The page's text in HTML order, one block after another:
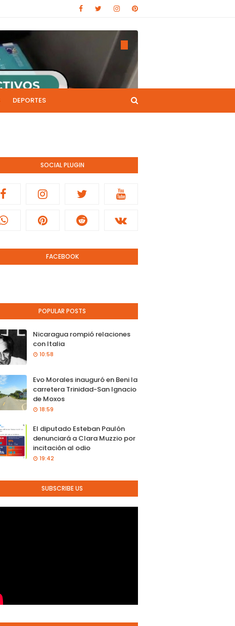
DEPORTES
SOCIAL PLUGIN
FACEBOOK
POPULAR POSTS
Nicaragua rompió relaciones
con Italia
10:58
Evo Morales inauguró en Beni la
carretera Trinidad-San Ignacio
de Moxos
18:59
El diputado Esteban Paulón
denunciará a Clara Muzzio por
incitación al odio
19:42
SUBSCRIBE US